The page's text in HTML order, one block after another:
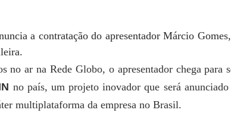
a contratação do apresentador Márcio
no ar na Rede Globo, o apresentador chega para
no país, um projeto inovador que será
multiplataforma da empresa no Brasil.